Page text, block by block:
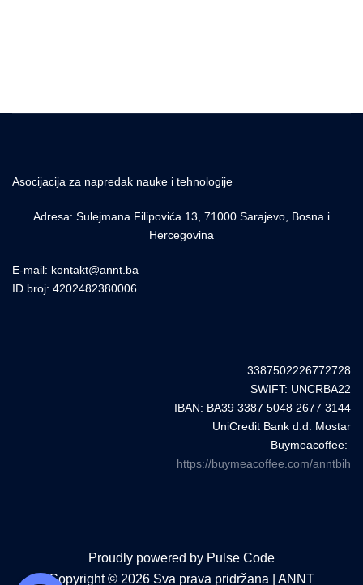
Asocijacija za napredak nauke i tehnologije
Adresa: Sulejmana Filipovića 13, 71000 Sarajevo, Bosna i
Hercegovina
E-mail: kontakt@annt.ba
ID broj: 4202482380006
3387502226772728
SWIFT: UNCRBA22
IBAN: BA39 3387 5048 2677 3144
UniCredit Bank d.d. Mostar
Buymeacoffee:
https://buymeacoffee.com/anntbih
Proudly powered by Pulse Code
Copyright © 2026 Sva prava pridržana | ANNT